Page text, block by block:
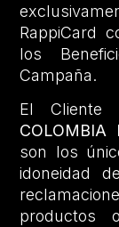
RappiCard
los
Campaña.
El Cliente
COLOMBIA
son los
idoneidad
productos